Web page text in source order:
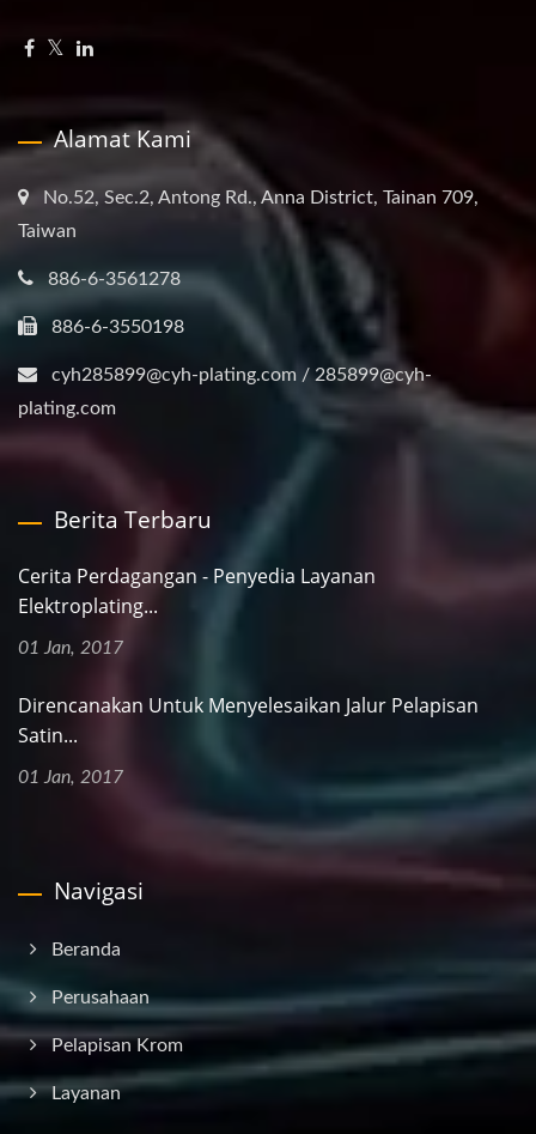
Alamat Kami
No.52, Sec.2, Antong Rd., Anna District, Tainan 709,
Taiwan
886-6-3561278
886-6-3550198
cyh285899@cyh-plating.com / 285899@cyh-
plating.com
Berita Terbaru
Cerita Perdagangan - Penyedia Layanan
Elektroplating...
01 Jan, 2017
Direncanakan Untuk Menyelesaikan Jalur Pelapisan
Satin...
01 Jan, 2017
Navigasi
Beranda
Perusahaan
Pelapisan Krom
Layanan